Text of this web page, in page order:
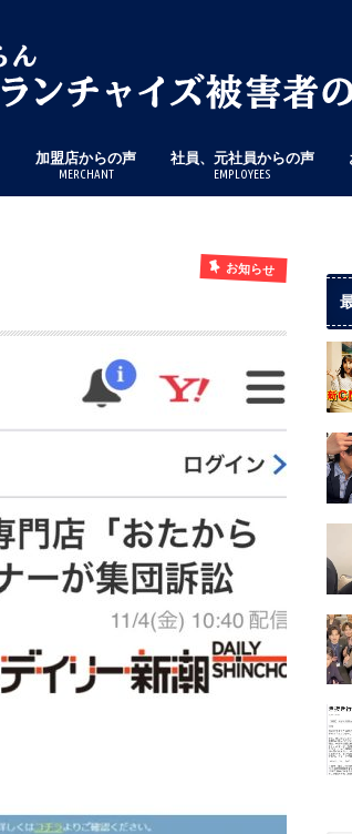
加盟店からの声
MERCHANT
社員、元社員からの声
EMPLOYEES
お知らせ